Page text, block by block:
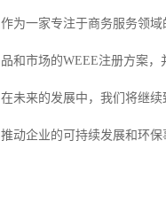
作为一家专注于商务服务领
品和市场的WEEE注册方案
在未来的发展中，我们将继
推动企业的可持续发展和环